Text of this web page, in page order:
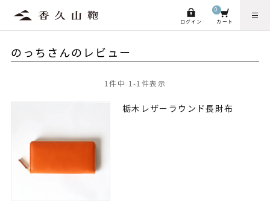
ログイン カート
0
のっちさんのレビュー
1件中 1 -1 件表示
栃木レザーラウンド長財布